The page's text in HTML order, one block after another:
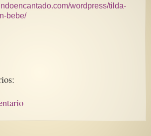
wordpress/tilda-
bebe/